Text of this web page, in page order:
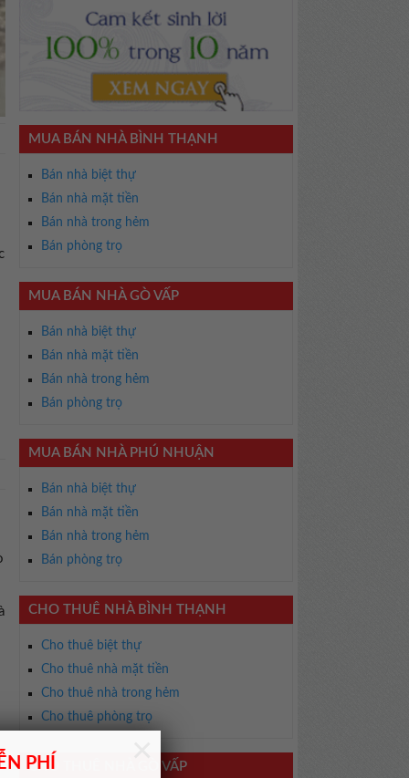
PHÍ
MUA BÁN NHÀ BÌNH THẠNH
Bán nhà biệt thự
Bán nhà mặt tiền
Bán nhà trong hẻm
Bán phòng trọ
MUA BÁN NHÀ GÒ VẤP
Bán nhà biệt thự
Bán nhà mặt tiền
Bán nhà trong hẻm
Bán phòng trọ
MUA BÁN NHÀ PHÚ NHUẬN
Bán nhà biệt thự
Bán nhà mặt tiền
Bán nhà trong hẻm
Bán phòng trọ
CHO THUÊ NHÀ BÌNH THẠNH
Cho thuê biệt thự
Cho thuê nhà mặt tiền
Cho thuê nhà trong hẻm
Cho thuê phòng trọ
CHO THUÊ NHÀ GÒ VẤP